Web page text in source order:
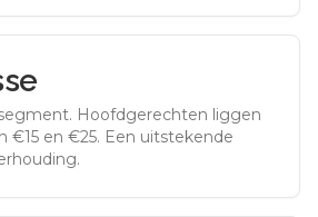
. Hoofdgerechten liggen
€15 en €25. Een uitstekende